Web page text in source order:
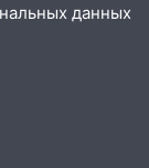
в
данных